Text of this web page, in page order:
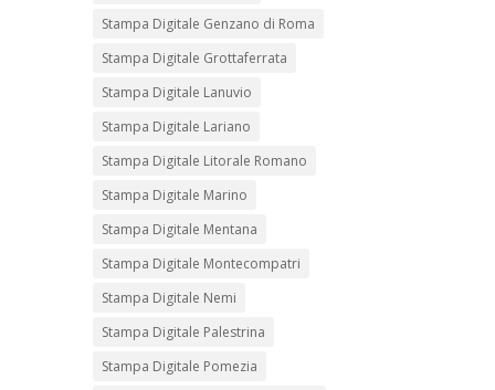
Stampa Digitale Genzano di Roma
Stampa Digitale Grottaferrata
Stampa Digitale Lanuvio
Stampa Digitale Lariano
Stampa Digitale Litorale Romano
Stampa Digitale Marino
Stampa Digitale Mentana
Stampa Digitale Montecompatri
Stampa Digitale Nemi
Stampa Digitale Palestrina
Stampa Digitale Pomezia